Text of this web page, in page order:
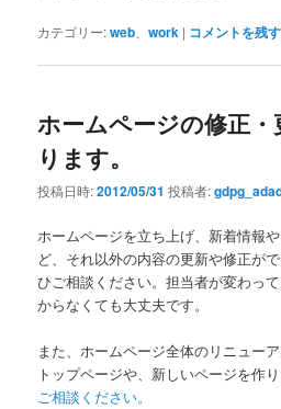
カテゴリー:web 、work | コメントを残す
ホームページの修正・
ります。
投稿日時:2012/05/31 投稿者:
ホームページを立ち上げ、新着情報
ど、それ以外の内容の更新や修正が
ひご相談ください。担当者が変わっ
からなくても大丈夫です。
また、ホームページ全体のリニュー
トップページや、新しいページを作
ご相談ください。